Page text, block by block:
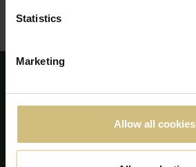
Statistics
Marketing
Allow all cookies
VIAȚA